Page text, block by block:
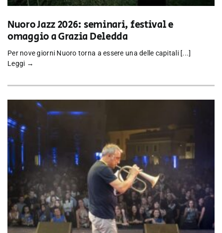
Nuoro Jazz 2026: seminari, festival e
omaggio a Grazia Deledda
Per nove giorni Nuoro torna a essere una delle capitali [...]
Leggi →